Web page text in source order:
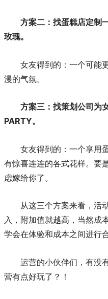
方案二：找蛋糕店定制
玫瑰。
女友得到的：一个可能
漫的气氛。
方案三：找策划公司为
PARTY。
女友得到的：一个享用
有惊喜连连的各式花样。要
虑嫁给你了。
从这三个方案来看，活
入，附加值就越高，当然成
学会在体验和成本之间进行
运营的小伙伴们，有没
营有点好玩了？！